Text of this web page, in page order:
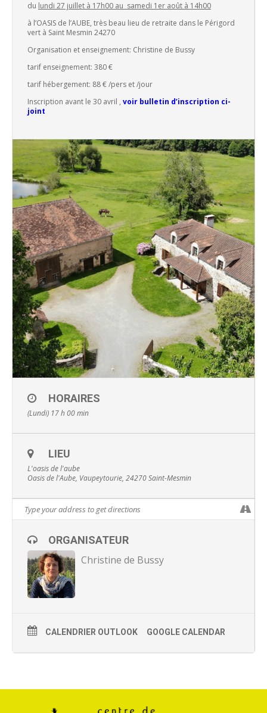
du lundi 27 juillet à 17h00 au samedi 1er août à 14h00
à l’OASIS de l’AUBE, très beau lieu de retraite dans le Périgord
vert à Saint Mesmin 24270
Organisation et enseignement: Christine de Bussy
tarif enseignement: 380 €
tarif hébergement: 88 € /pers et /jour
Inscription avant le 30 avril , voir bulletin d’inscription ci-
joint
HORAIRES
(Lundi) 17 h 00 min
LIEU
L'oasis de l'aube
Oasis de l'Aube, Vaupeytourie, 24270 Saint-Mesmin
ORGANISATEUR
Christine de Bussy
CALENDRIER OUTLOOK GOOGLE CALENDAR